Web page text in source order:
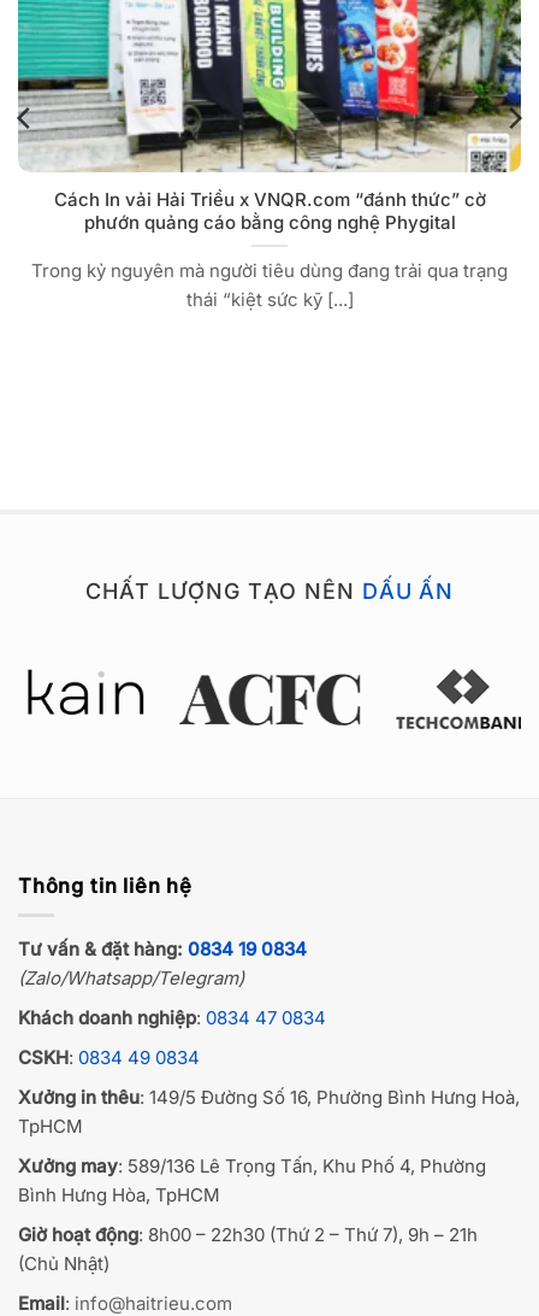
Cách In vải Hải Triều x VNQR.com “đánh thức” cờ
phướn quảng cáo bằng công nghệ Phygital
Trong kỷ nguyên mà người tiêu dùng đang trải qua trạng
thái “kiệt sức kỹ [...]
CHẤT LƯỢNG TẠO NÊN DẤU ẤN
Thông tin liên hệ
Tư vấn & đặt hàng: 0834 19 0834
(Zalo/Whatsapp/Telegram)
Khách doanh nghiệp: 0834 47 0834
CSKH: 0834 49 0834
Xưởng in thêu: 149/5 Đường Số 16, Phường Bình Hưng Hoà,
TpHCM
Xưởng may: 589/136 Lê Trọng Tấn, Khu Phố 4, Phường
Bình Hưng Hòa, TpHCM
Giờ hoạt động: 8h00 – 22h30 (Thứ 2 – Thứ 7), 9h – 21h
(Chủ Nhật)
Email: info@haitrieu.com